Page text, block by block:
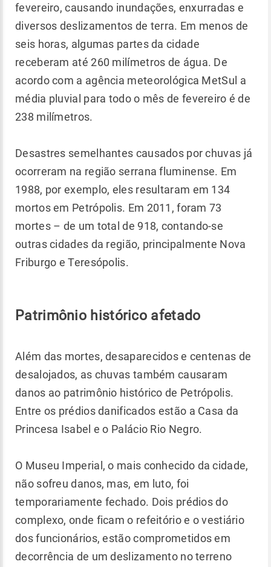
fevereiro, causando inundações, enxurradas e
diversos deslizamentos de terra. Em menos de
seis horas, algumas partes da cidade
receberam até 260 milímetros de água. De
acordo com a agência meteorológica MetSul a
média pluvial para todo o mês de fevereiro é de
238 milímetros.
Desastres semelhantes causados por chuvas já
ocorreram na região serrana fluminense. Em
1988, por exemplo, eles resultaram em 134
mortos em Petrópolis. Em 2011, foram 73
mortes – de um total de 918, contando-se
outras cidades da região, principalmente Nova
Friburgo e Teresópolis.
Patrimônio histórico afetado
Além das mortes, desaparecidos e centenas de
desalojados, as chuvas também causaram
danos ao patrimônio histórico de Petrópolis.
Entre os prédios danificados estão a Casa da
Princesa Isabel e o Palácio Rio Negro.
O Museu Imperial, o mais conhecido da cidade,
não sofreu danos, mas, em luto, foi
temporariamente fechado. Dois prédios do
complexo, onde ficam o refeitório e o vestiário
dos funcionários, estão comprometidos em
decorrência de um deslizamento no terreno